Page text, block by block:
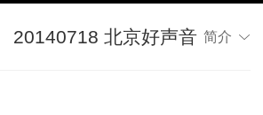
20140718 北京好声音 简介